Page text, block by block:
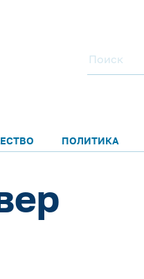
ПОЛИТИКА